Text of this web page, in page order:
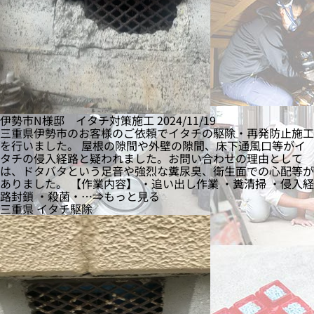
伊勢市N様邸 イタチ対策施工2024/11/19
三重県伊勢市のお客様のご依頼でイタチの駆除・再発防止施工
を行いました。 屋根の隙間や外壁の隙間、床下通風口等がイ
タチの侵入経路と疑われました。お問い合わせの理由として
は、ドタバタという足音や強烈な糞尿臭、衛生面での心配等が
ありました。 【作業内容】 ・追い出し作業 ・糞清掃 ・侵入経
路封鎖 ・殺菌・…⇒もっと見る
三重県イタチ駆除